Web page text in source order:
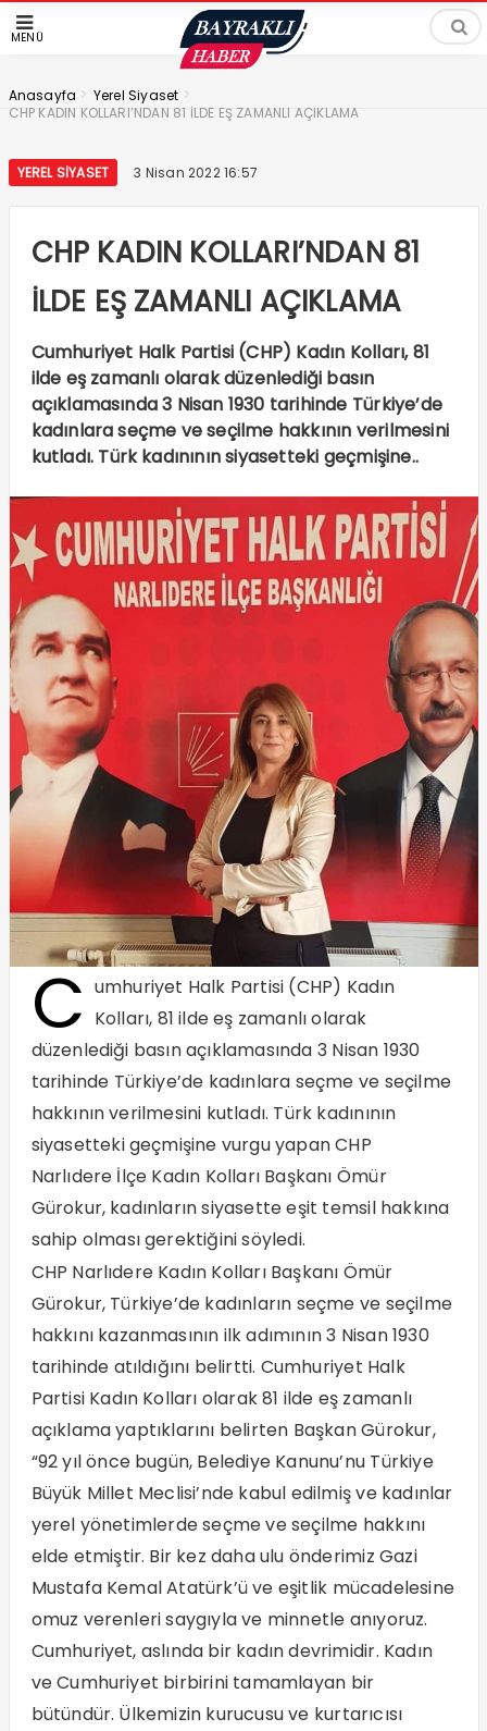
MENÜ
Anasayfa > Yerel Siyaset >
CHP KADIN KOLLARI’NDAN 81 İLDE EŞ ZAMANLI AÇIKLAMA
YEREL SIYASET 3 Nisan 2022 16:57
CHP KADIN KOLLARI’NDAN 81
İLDE EŞ ZAMANLI AÇIKLAMA
Cumhuriyet Halk Partisi (CHP) Kadın Kolları, 81
ilde eş zamanlı olarak düzenlediği basın
açıklamasında 3 Nisan 1930 tarihinde Türkiye’de
kadınlara seçme ve seçilme hakkının verilmesini
kutladı. Türk kadınının siyasetteki geçmişine..
C umhuriyet Halk Partisi (CHP) Kadın
Kolları, 81 ilde eş zamanlı olarak
düzenlediği basın açıklamasında 3 Nisan 1930
tarihinde Türkiye’de kadınlara seçme ve seçilme
hakkının verilmesini kutladı. Türk kadınının
siyasetteki geçmişine vurgu yapan CHP
Narlıdere İlçe Kadın Kolları Başkanı Ömür
Gürokur, kadınların siyasette eşit temsil hakkına
sahip olması gerektiğini söyledi.
CHP Narlıdere Kadın Kolları Başkanı Ömür
Gürokur, Türkiye’de kadınların seçme ve seçilme
hakkını kazanmasının ilk adımının 3 Nisan 1930
tarihinde atıldığını belirtti. Cumhuriyet Halk
Partisi Kadın Kolları olarak 81 ilde eş zamanlı
açıklama yaptıklarını belirten Başkan Gürokur,
“92 yıl önce bugün, Belediye Kanunu’nu Türkiye
Büyük Millet Meclisi’nde kabul edilmiş ve kadınlar
yerel yönetimlerde seçme ve seçilme hakkını
elde etmiştir. Bir kez daha ulu önderimiz Gazi
Mustafa Kemal Atatürk’ü ve eşitlik mücadelesine
omuz verenleri saygıyla ve minnetle anıyoruz.
Cumhuriyet, aslında bir kadın devrimidir. Kadın
ve Cumhuriyet birbirini tamamlayan bir
bütündür. Ülkemizin kurucusu ve kurtarıcısı